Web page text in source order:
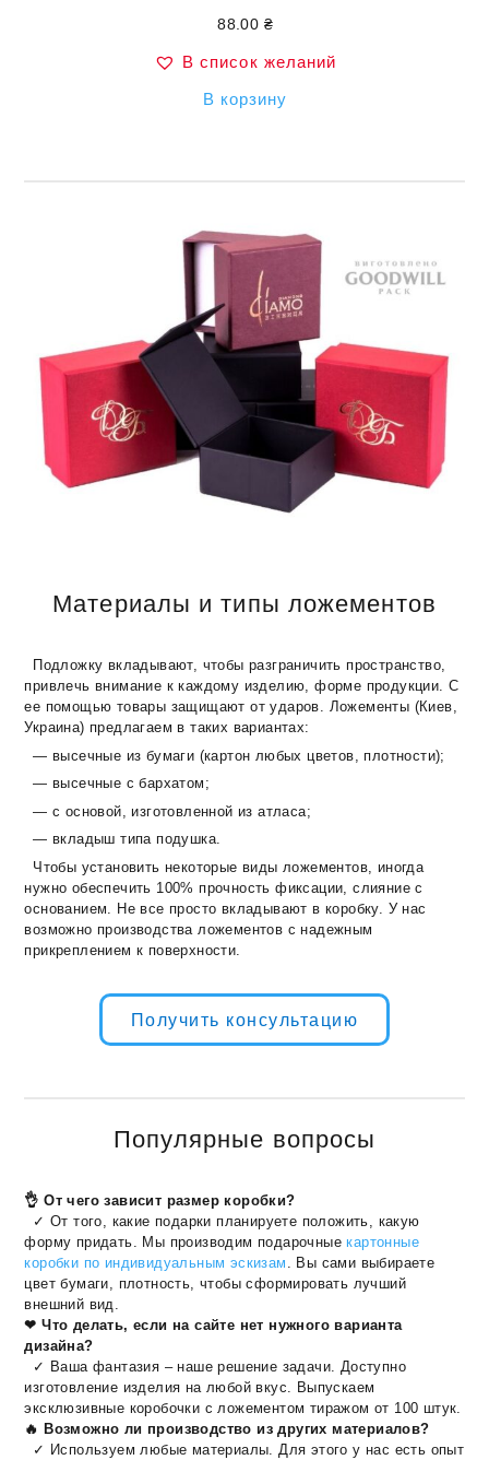
88.00 ₴
В список желаний
В корзину
Материалы и типы ложементов
Подложку вкладывают, чтобы разграничить пространство,
привлечь внимание к каждому изделию, форме продукции. С
ее помощью товары защищают от ударов. Ложементы (Киев,
Украина) предлагаем в таких вариантах:
— высечные из бумаги (картон любых цветов, плотности);
— высечные с бархатом;
— с основой, изготовленной из атласа;
— вкладыш типа подушка.
Чтобы установить некоторые виды ложементов, иногда
нужно обеспечить 100% прочность фиксации, слияние с
основанием. Не все просто вкладывают в коробку. У нас
возможно производства ложементов с надежным
прикреплением к поверхности.
Получить консультацию
Популярные вопросы
👌 От чего зависит размер коробки?
✓ От того, какие подарки планируете положить, какую
форму придать. Мы производим подарочныекартонные
коробки по индивидуальным эскизам
. Вы сами выбираете
цвет бумаги, плотность, чтобы сформировать лучший
внешний вид.
❤ Что делать, если на сайте нет нужного варианта
дизайна?
✓ Ваша фантазия – наше решение задачи. Доступно
изготовление изделия на любой вкус. Выпускаем
эксклюзивные коробочки с ложементом тиражом от 100 штук.
🔥 Возможно ли производство из других материалов?
✓ Используем любые материалы. Для этого у нас есть опыт